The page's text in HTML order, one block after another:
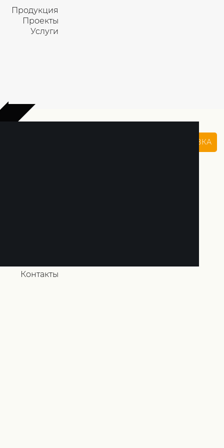
Продукция
Проекты
Услуги
поддержка
освещения
расчеты
под заказ
поддержка
Контакты
ЗАЯВКА